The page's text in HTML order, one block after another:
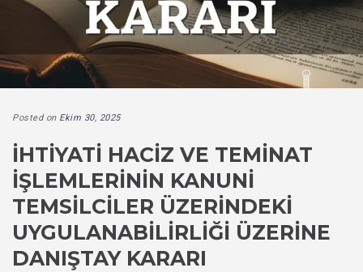
Posted on Ekim 30, 2025
İHTIYATI HACIZ VE TEMINAT
İŞLEMLERININ KANUNI
TEMSILCILER ÜZERINDEKI
UYGULANABILIRLIĞI ÜZERINE
DANIŞTAY KARARI